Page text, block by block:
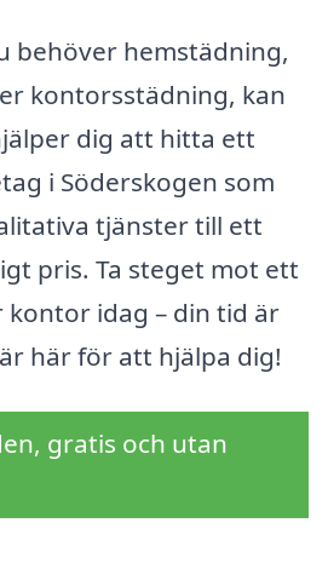
behöver hemstädning,
kontorsstädning, kan
dig att hitta ett
i Söderskogen som
tjänster till ett
pris. Ta steget mot ett
kontor idag – din tid är
här för att hjälpa dig!
gratis och utan